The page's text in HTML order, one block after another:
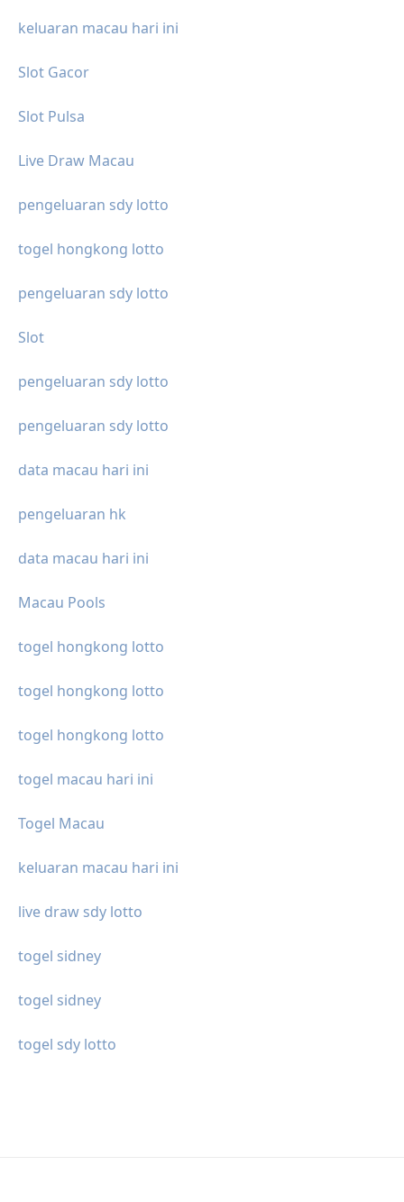
keluaran macau hari ini
Slot Gacor
Slot Pulsa
Live Draw Macau
pengeluaran sdy lotto
togel hongkong lotto
pengeluaran sdy lotto
Slot
pengeluaran sdy lotto
pengeluaran sdy lotto
data macau hari ini
pengeluaran hk
data macau hari ini
Macau Pools
togel hongkong lotto
togel hongkong lotto
togel hongkong lotto
togel macau hari ini
Togel Macau
keluaran macau hari ini
live draw sdy lotto
togel sidney
togel sidney
togel sdy lotto